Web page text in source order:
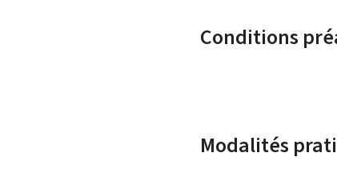
Conditions
Modalités